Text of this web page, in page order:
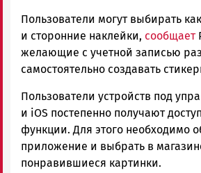
Пользователи могут выбирать
и сторонние наклейки, сообщает
желающие с учетной записью
самостоятельно создавать
Пользователи устройств под
и iOS постепенно получают
функции. Для этого необходимо
приложение и выбрать в
понравившиеся картинки.